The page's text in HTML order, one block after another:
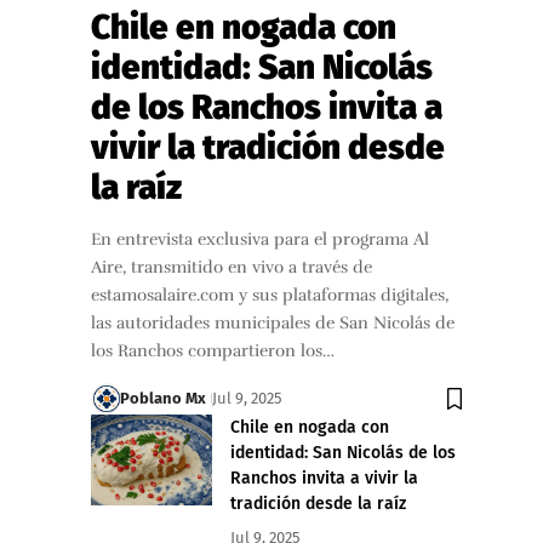
Chile en nogada con
identidad: San Nicolás
de los Ranchos invita a
vivir la tradición desde
la raíz
En entrevista exclusiva para el programa Al
Aire, transmitido en vivo a través de
estamosalaire.com y sus plataformas digitales,
las autoridades municipales de San Nicolás de
los Ranchos compartieron los…
Poblano Mx Jul 9, 2025
Chile en nogada con
identidad: San Nicolás de los
Ranchos invita a vivir la
tradición desde la raíz
Jul 9, 2025